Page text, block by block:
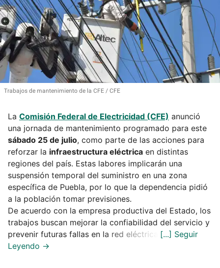
Trabajos de mantenimiento de la CFE CFE
La Comisión Federal de Electricidad (CFE) anunció
una jornada de mantenimiento programado para este
sábado 25 de julio, como parte de las acciones para
reforzar la infraestructura eléctrica en distintas
regiones del país. Estas labores implicarán una
suspensión temporal del suministro en una zona
específica de Puebla, por lo que la dependencia pidió
a la población tomar previsiones.
De acuerdo con la empresa productiva del Estado, los
trabajos buscan mejorar la confiabilidad del servicio y
prevenir futuras fallas en la red eléctrica.